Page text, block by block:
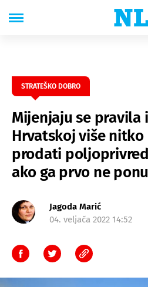
STRATEŠKO DOBRO
Mijenjaju se pravila
Hrvatskoj više nitko
prodati
ako ga prvo ne
Jagoda Marić
04. veljača 2022 14:52